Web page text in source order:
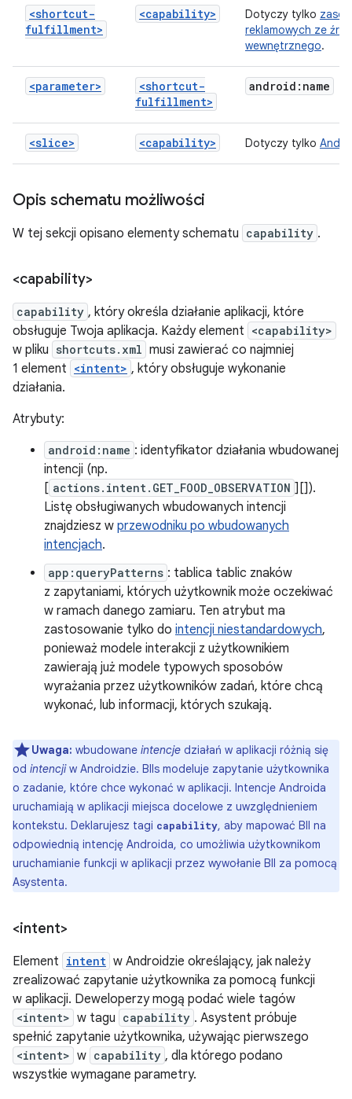
<shortcut-
fulfillment>
<capability> Dotyczy tylko
reklamowych ze
wewnętrznego.
<parameter>
<shortcut-
fulfillment>
android:name
<slice> <capability> Dotyczy tylko
Opis schematu możliwości
W tej sekcji opisano elementy schematu capability .
<capability>
capability , który określa działanie aplikacji, które
obsługuje Twoja aplikacja. Każdy element <capability>
w pliku shortcuts.xml musi zawierać co najmniej
1 element <intent> , który obsługuje wykonanie
działania.
Atrybuty:
android:name : identyfikator działania wbudowanej
intencji (np.
[ actions.intent.GET_FOOD_OBSERVATION ][]).
Listę obsługiwanych wbudowanych intencji
znajdziesz w przewodniku po wbudowanych
intencjach.
app:queryPatterns : tablica tablic znaków
z zapytaniami, których użytkownik może oczekiwać
w ramach danego zamiaru. Ten atrybut ma
zastosowanie tylko do intencji niestandardowych,
ponieważ modele interakcji z użytkownikiem
zawierają już modele typowych sposobów
wyrażania przez użytkowników zadań, które chcą
wykonać, lub informacji, których szukają.
Uwaga: wbudowane intencje działań w aplikacji różnią się
od intencjiw Androidzie. BIIs modeluje zapytanie użytkownika
o zadanie, które chce wykonać w aplikacji. Intencje Androida
uruchamiają w aplikacji miejsca docelowe z uwzględnieniem
kontekstu. Deklarujesz tagi capability, aby mapować BII na
odpowiednią intencję Androida, co umożliwia użytkownikom
uruchamianie funkcji w aplikacji przez wywołanie BII za pomocą
Asystenta.
<intent>
Element intent w Androidzie określający, jak należy
zrealizować zapytanie użytkownika za pomocą funkcji
w aplikacji. Deweloperzy mogą podać wiele tagów
<intent> w tagu capability . Asystent próbuje
spełnić zapytanie użytkownika, używając pierwszego
<intent> w capability , dla którego podano
wszystkie wymagane parametry.